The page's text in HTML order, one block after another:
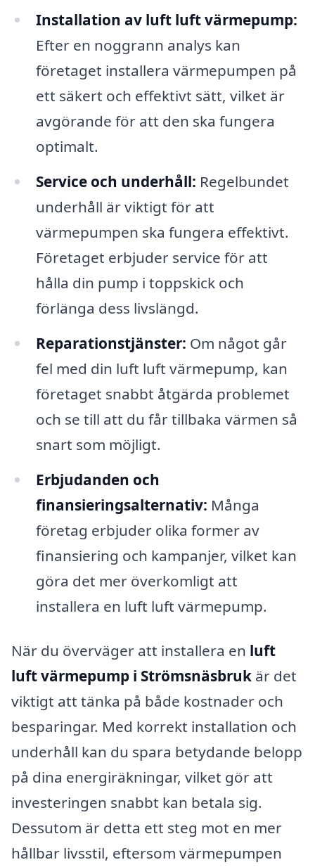
Installation av luft luft värmepump:
Efter en noggrann analys kan
företaget installera värmepumpen på
ett säkert och effektivt sätt, vilket är
avgörande för att den ska fungera
optimalt.
Service och underhåll: Regelbundet
underhåll är viktigt för att
värmepumpen ska fungera effektivt.
Företaget erbjuder service för att
hålla din pump i toppskick och
förlänga dess livslängd.
Reparationstjänster: Om något går
fel med din luft luft värmepump, kan
företaget snabbt åtgärda problemet
och se till att du får tillbaka värmen så
snart som möjligt.
Erbjudanden och
finansieringsalternativ: Många
företag erbjuder olika former av
finansiering och kampanjer, vilket kan
göra det mer överkomligt att
installera en luft luft värmepump.
När du överväger att installera en luft
luft värmepump i Strömsnäsbruk är det
viktigt att tänka på både kostnader och
besparingar. Med korrekt installation och
underhåll kan du spara betydande belopp
på dina energiräkningar, vilket gör att
investeringen snabbt kan betala sig.
Dessutom är detta ett steg mot en mer
hållbar livsstil, eftersom värmepumpen